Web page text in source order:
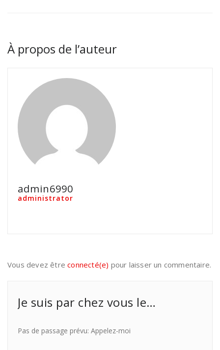
À propos de l’auteur
admin6990
administrator
Vous devez êtreconnecté(e) pour laisser un commentaire.
Je suis par chez vous le…
Pas de passage prévu: Appelez-moi